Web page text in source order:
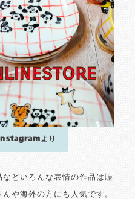
より
どいろんな表情の作品は賑
や海外の方にも人気です。